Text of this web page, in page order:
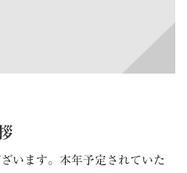
います。本年予定されていた